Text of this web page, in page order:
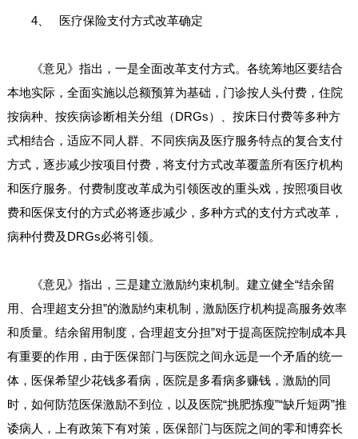
4、 医疗保险支付方式改革确定
《意见》指出，一是全面改革支付方式。各统筹地区要结合
本地实际，全面实施以总额预算为基础，门诊按人头付费，住院
按病种、按疾病诊断相关分组（DRGs）、按床日付费等多种方
式相结合，适应不同人群、不同疾病及医疗服务特点的复合支付
方式，逐步减少按项目付费，将支付方式改革覆盖所有医疗机构
和医疗服务。付费制度改革成为引领医改的重头戏，按照项目收
费和医保支付的方式必将逐步减少，多种方式的支付方式改革，
病种付费及DRGs必将引领。
《意见》指出，三是建立激励约束机制。建立健全“结余留
用、合理超支分担”的激励约束机制，激励医疗机构提高服务效率
和质量。结余留用制度，合理超支分担”对于提高医院控制成本具
有重要的作用，由于医保部门与医院之间永远是一个矛盾的统一
体，医保希望少花钱多看病，医院是多看病多赚钱，激励的同
时，如何防范医保激励不到位，以及医院“挑肥拣瘦”“缺斤短两”推
诿病人，上有政策下有对策，医保部门与医院之间的零和博弈长